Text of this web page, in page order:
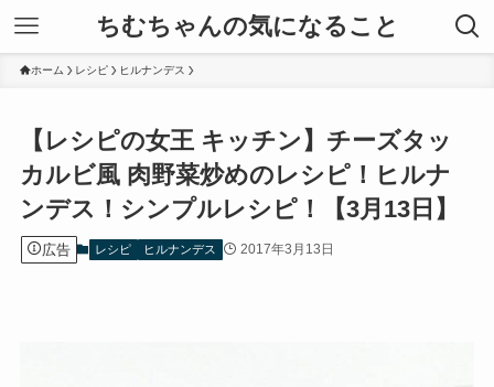
ちむちゃんの気になること
ホーム レシピ ヒルナンデス
【レシピの女王 キッチン】チーズタッ
カルビ風 肉野菜炒めのレシピ！ヒルナ
ンデス！シンプルレシピ！【3月13日】
広告 レシピ ヒルナンデス 2017年3月13日